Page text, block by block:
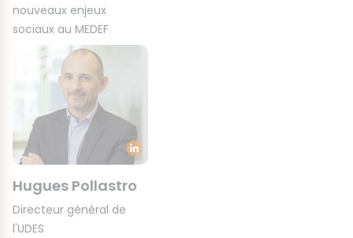
nouveaux enjeux
sociaux au MEDEF
Hugues Pollastro
Directeur général de
l'UDES